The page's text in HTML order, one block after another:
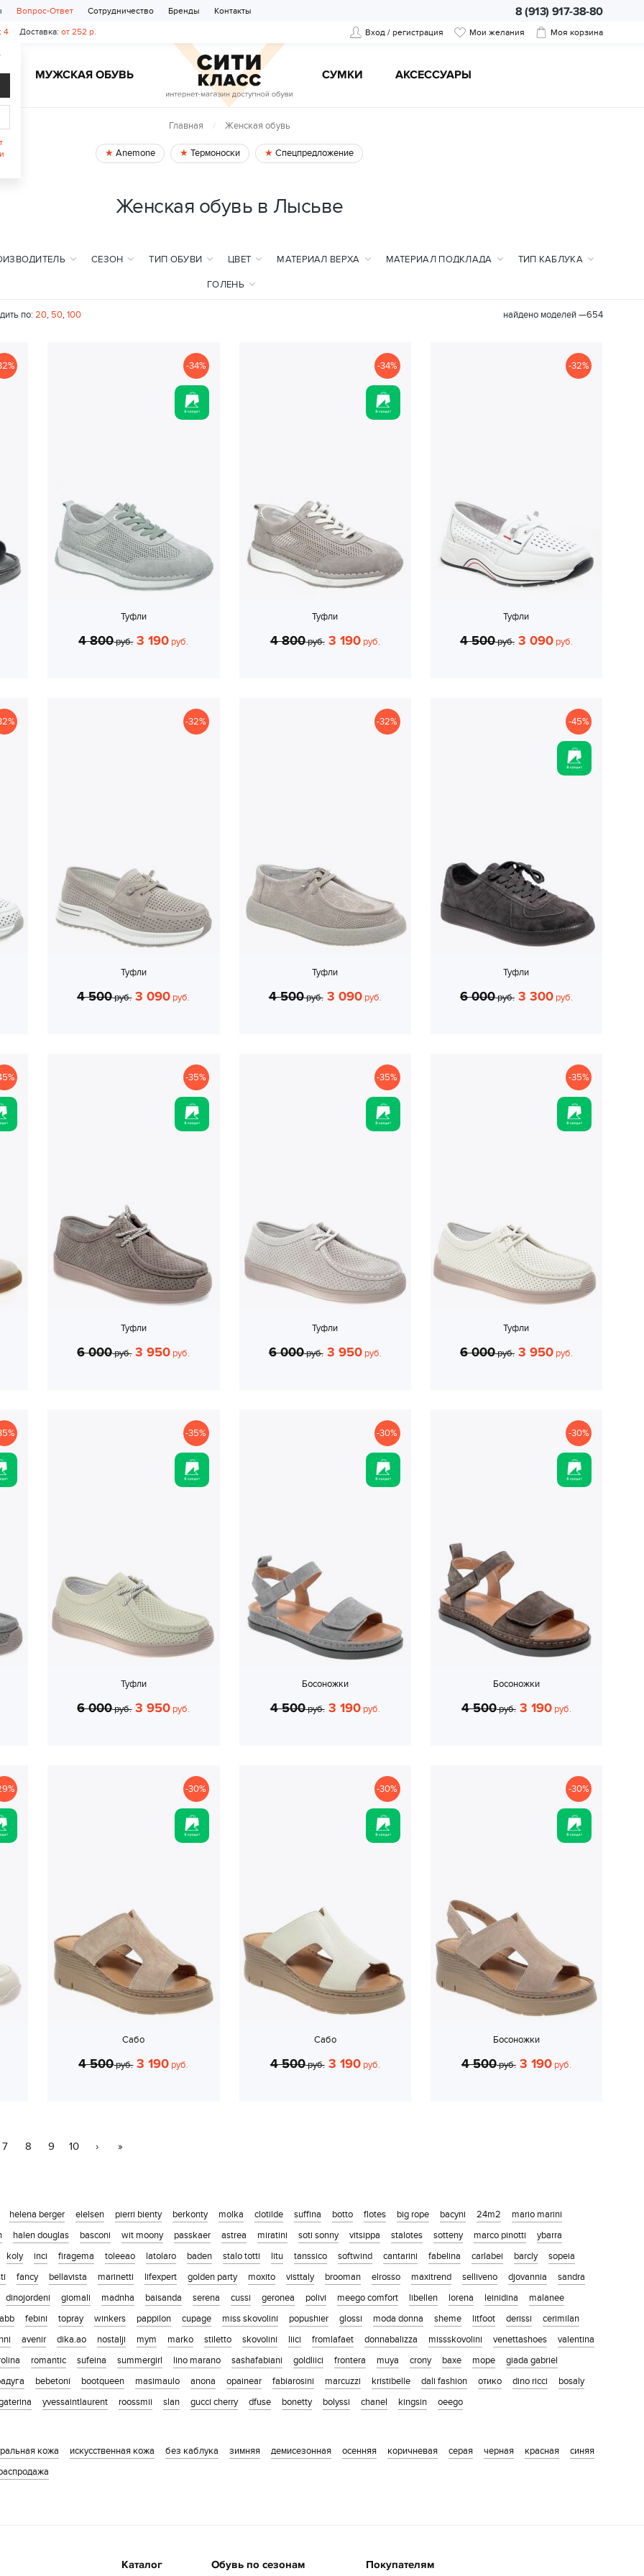
Вход / регистрация Мои желания Моя корзина
МУЖСКАЯ ОБУВЬ CУМКИ АКСЕССУАРЫ
4 Доставка: от 252 р.
8 (913) 917-38-80
Вопрос-Ответ Сотрудничество Бренды Контакты
Главная Женская обувь
Anemone Термоноски Спецпредложение
Женская обувь в Лысьве
СЕЗОН ТИП ОБУВИ ЦВЕТ МАТЕРИАЛ ВЕРХА МАТЕРИАЛ ПОДКЛАДА ТИП КАБЛУКА
ГОЛЕНЬ
по: 20, 50,100 найдено моделей —654
-34%
Туфли
4 800руб. 3 190 руб.
-34%
Туфли
4 800руб. 3 190руб.
-32%
Туфли
4 500руб. 3 090руб.
-32%
Туфли
4 500руб. 3 090 руб.
-32%
Туфли
4 500руб. 3 090руб.
-45%
Туфли
6 000руб. 3 300руб.
-35%
Туфли
6 000руб. 3 950 руб.
-35%
Туфли
6 000руб. 3 950руб.
-35%
Туфли
6 000руб. 3 950руб.
-35%
Туфли
6 000руб. 3 950 руб.
-30%
Босоножки
4 500руб. 3 190руб.
-30%
Босоножки
4 500руб. 3 190руб.
-30%
Сабо
4 500руб. 3 190 руб.
-30%
Сабо
4 500руб. 3 190руб.
-30%
Босоножки
4 500руб. 3 190руб.
7 8 9 10 › »
helena berger elelsen pierri bienty berkonty molka clotilde suffina botto flotes big rope bacyni 24m2
mario marini
halen douglas basconi wit moony passkaer astrea miratini soti sonny vitsippa stalotes sotteny marco pinotti
ybarra
koly
inci firagema toleeao latolaro baden stalo totti litu tanssico softwind cantarini fabelina carlabei barcly
sopeia
fancy bellavista marinetti lifexpert golden party moxito visttaly brooman elrosso maxitrend selliveno djovannia
sandra
dinojordeni
giomali madnha baisanda serena cussi geronea polivi meego comfort libellen lorena leinidina
malanee
abb
febini topray winkers pappilon cupage miss skovolini popushier glossi moda donna sheme litfoot derissi
cerimilan
avenir dika.ao nostalji mym marko stiletto skovolini liici fromlafaet donnabalizza missskovolini venettashoes
valentina
romantic sufeina summergirl lino marano sashafabiani goldliici frontera muya crony baxe mope
giada gabriel
bebetoni bootqueen masimaulo anona opainear fabiarosini marcuzzi kristibelle dali fashion отико dino ricci
bosaly
yvessaintlaurent roossmii slan gucci cherry dfuse bonetty bolyssi chanel kingsin oeego
кожа искусственная кожа без каблука зимняя демисезонная осенняя коричневая серая черная красная
синяя
Каталог Обувь по сезонам Покупателям